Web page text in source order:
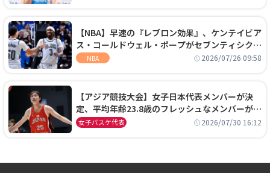
【NBA】早速の『レブロン効果』、ケンテイビア
ス・コールドウェル・ポープがセブンティシクサ
ーズに1年契約で加入
NBA 2026/07/26 09:58
【アジア競技大会】女子日本代表メンバーが決
定、平均年齢23.8歳のフレッシュなメンバーが日
本開催の大舞台で頂点を狙う
女子バスケ代表 2026/07/30 16:12